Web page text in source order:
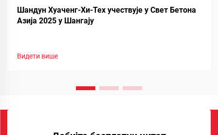
Шандун Хуаченг-Хи-Тех учествује у Свет Бетона
Азија 2025 у Шангају
Видети више